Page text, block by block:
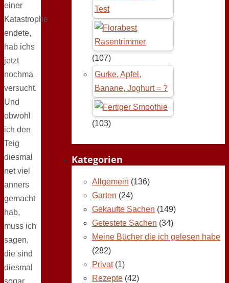
einer
Katastrophe
endete,
hab ichs
jetzt
nochma
versucht.
Und
obwohl
ich den
Teig
diesmal
net viel
anners
gemacht
hab,
muss ich
sagen,
die sind
diesmal
sogar
Test
(107)
Gurke, Apfel,
Banane, Joghurt = ?
(103)
Kategorien
Allgemein (136)
Garten (24)
Gekaufte Sachen (149)
Getestete Sachen (34)
Meine Bücher die ich gelesen habe
(282)
Privat(1)
Rezepte (42)